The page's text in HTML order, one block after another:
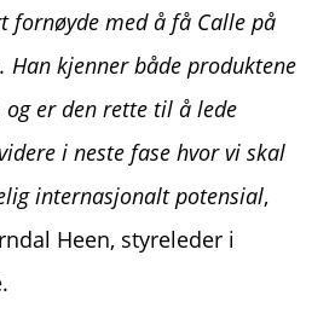
fornøyde med å få Calle på
Han kjenner både produktene
og er den rette til å lede
i neste fase hvor vi skal
internasjonalt potensial,
Heen, styreleder i